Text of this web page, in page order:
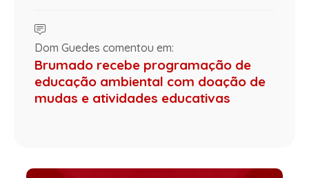
Dom Guedes comentou em:
Brumado recebe programação de
educação ambiental com doação de
mudas e atividades educativas